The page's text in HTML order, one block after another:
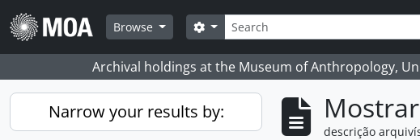
Skip to main content
Browse
Pesquisar
Search options
Archival holdings at the Museum of Anthropology,
Narrow your results by:
descrição